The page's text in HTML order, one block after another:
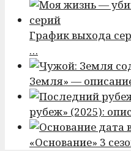
График выхода
…
Земля» —
рубеж» (2025):
«Основание» 3